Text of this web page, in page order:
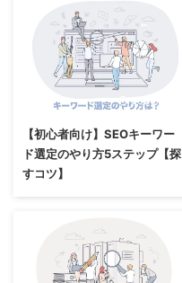
2023/12/16
【初心者向け】SEOキーワー
ド選定のやり方5ステップ【探
すコツ】